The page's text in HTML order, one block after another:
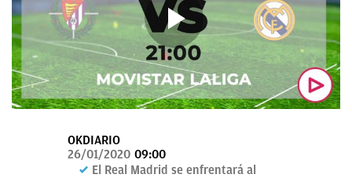
FICHAJES
DIRECTO
FEMENINO
PAPARAZZI
OKDIARIO
26/01/2020 09:00
El Real Madrid se enfrentará al